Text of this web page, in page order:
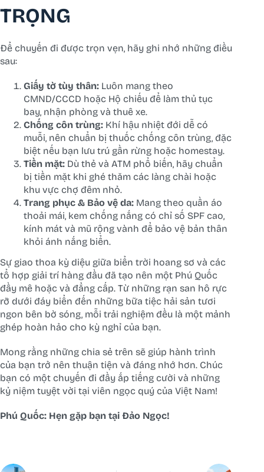
TRỌNG
Để chuyến đi được trọn vẹn, hãy ghi nhớ những điều
sau:
Giấy tờ tùy thân: Luôn mang theo
CMND/CCCD hoặc Hộ chiếu để làm thủ tục
bay, nhận phòng và thuê xe.
Chống côn trùng: Khí hậu nhiệt đới dễ có
muỗi, nên chuẩn bị thuốc chống côn trùng, đặc
biệt nếu bạn lưu trú gần rừng hoặc homestay.
Tiền mặt: Dù thẻ và ATM phổ biến, hãy chuẩn
bị tiền mặt khi ghé thăm các làng chài hoặc
khu vực chợ đêm nhỏ.
Trang phục & Bảo vệ da: Mang theo quần áo
thoải mái, kem chống nắng có chỉ số SPF cao,
kính mát và mũ rộng vành để bảo vệ bản thân
khỏi ánh nắng biển.
Sự giao thoa kỳ diệu giữa biển trời hoang sơ và các
tổ hợp giải trí hàng đầu đã tạo nên một Phú Quốc
đầy mê hoặc và đẳng cấp. Từ những rạn san hô rực
rỡ dưới đáy biển đến những bữa tiệc hải sản tươi
ngon bên bờ sóng, mỗi trải nghiệm đều là một mảnh
ghép hoàn hảo cho kỳ nghỉ của bạn.
Mong rằng những chia sẻ trên sẽ giúp hành trình
của bạn trở nên thuận tiện và đáng nhớ hơn. Chúc
bạn có một chuyến đi đầy ắp tiếng cười và những
kỷ niệm tuyệt vời tại viên ngọc quý của Việt Nam!
Phú Quốc: Hẹn gặp bạn tại Đảo Ngọc!